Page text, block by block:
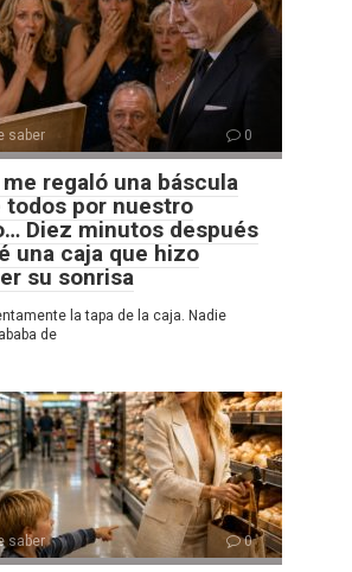
saber 0
regaló una báscula
todos por nuestro
Diez minutos después
una caja que hizo
su sonrisa
la tapa de la caja. Nadie
de
saber 0